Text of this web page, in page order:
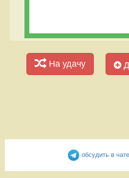
На удачу
обсудить в